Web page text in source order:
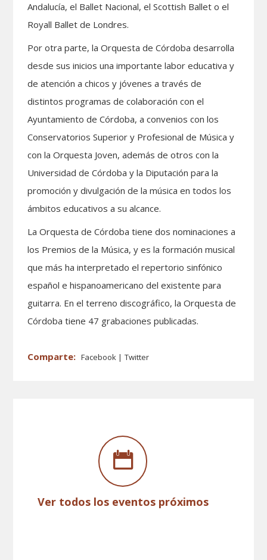
Andalucía, el Ballet Nacional, el Scottish Ballet o el
Royall Ballet de Londres.
Por otra parte, la Orquesta de Córdoba desarrolla
desde sus inicios una importante labor educativa y
de atención a chicos y jóvenes a través de
distintos programas de colaboración con el
Ayuntamiento de Córdoba, a convenios con los
Conservatorios Superior y Profesional de Música y
con la Orquesta Joven, además de otros con la
Universidad de Córdoba y la Diputación para la
promoción y divulgación de la música en todos los
ámbitos educativos a su alcance.
La Orquesta de Córdoba tiene dos nominaciones a
los Premios de la Música, y es la formación musical
que más ha interpretado el repertorio sinfónico
español e hispanoamericano del existente para
guitarra. En el terreno discográfico, la Orquesta de
Córdoba tiene 47 grabaciones publicadas.
Facebook Twitter
Ver todos los eventos próximos